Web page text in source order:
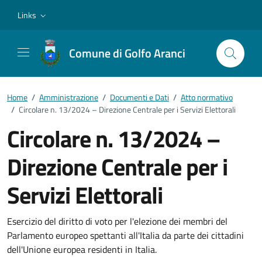
Links
Comune di Golfo Aranci
Home / Amministrazione / Documenti e Dati / Atto normativo
/ Circolare n. 13/2024 – Direzione Centrale per i Servizi Elettorali
Circolare n. 13/2024 –
Direzione Centrale per i
Servizi Elettorali
Dettagli del documento
Esercizio del diritto di voto per l'elezione dei membri del
Parlamento europeo spettanti all'Italia da parte dei cittadini
dell'Unione europea residenti in Italia.